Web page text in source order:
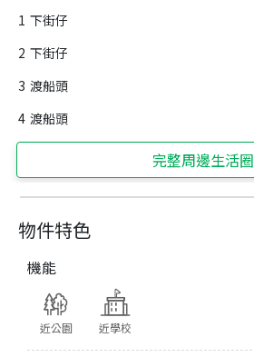
物件特色
機能
近公園 近學校
1 下街仔
2 下街仔
3 渡船頭
4 渡船頭
完整周邊生活圈